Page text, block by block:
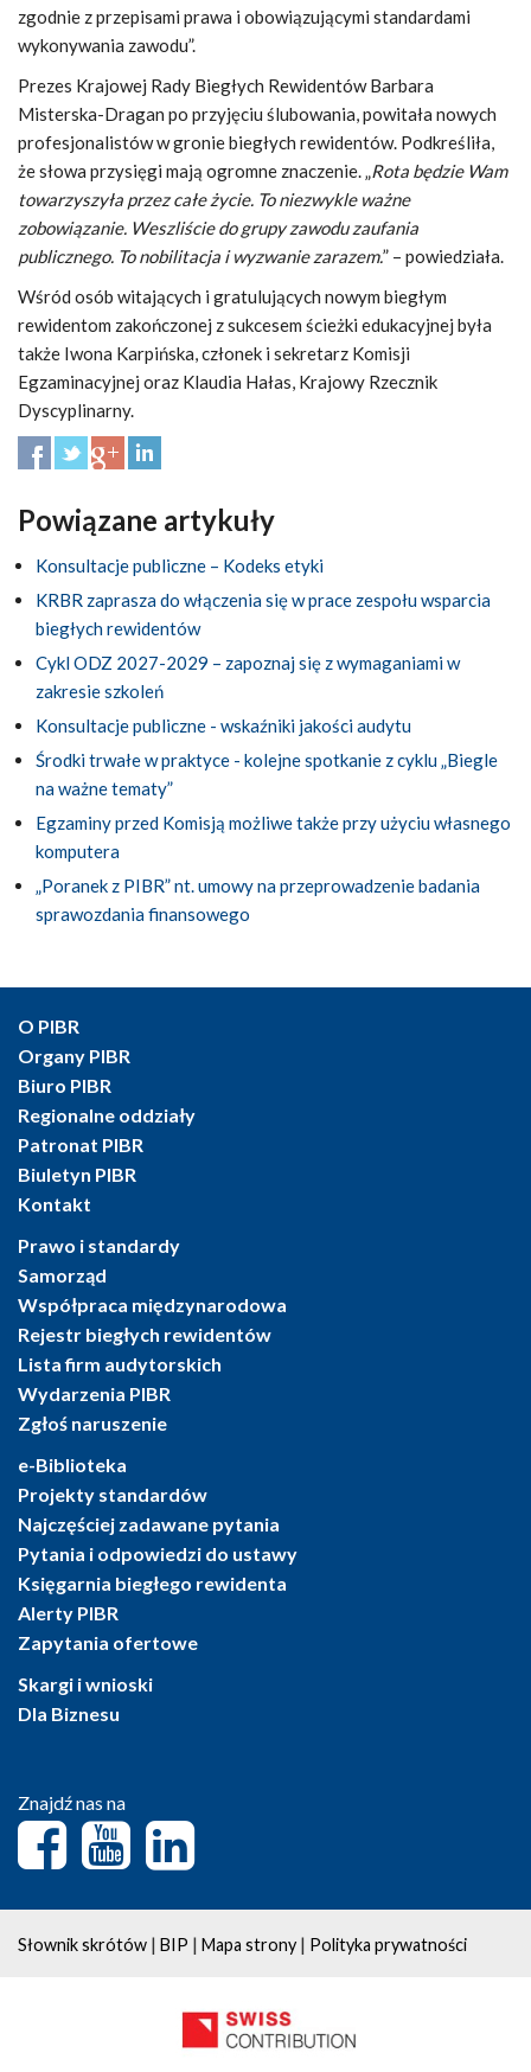
zgodnie z przepisami prawa i obowiązującymi standardami
wykonywania zawodu”.
Prezes Krajowej Rady Biegłych Rewidentów Barbara
Misterska-Dragan po przyjęciu ślubowania, powitała nowych
profesjonalistów w gronie biegłych rewidentów. Podkreśliła,
że słowa przysięgi mają ogromne znaczenie. „Rota będzie Wam
towarzyszyła przez całe życie. To niezwykle ważne
zobowiązanie. Weszliście do grupy zawodu zaufania
publicznego. To nobilitacja i wyzwanie zarazem.” – powiedziała.
Wśród osób witających i gratulujących nowym biegłym
rewidentom zakończonej z sukcesem ścieżki edukacyjnej była
także Iwona Karpińska, członek i sekretarz Komisji
Egzaminacyjnej oraz Klaudia Hałas, Krajowy Rzecznik
Dyscyplinarny.
Powiązane artykuły
Konsultacje publiczne – Kodeks etyki
KRBR zaprasza do włączenia się w prace zespołu wsparcia
biegłych rewidentów
Cykl ODZ 2027-2029 – zapoznaj się z wymaganiami w
zakresie szkoleń
Konsultacje publiczne - wskaźniki jakości audytu
Środki trwałe w praktyce - kolejne spotkanie z cyklu „Biegle
na ważne tematy”
Egzaminy przed Komisją możliwe także przy użyciu własnego
komputera
„Poranek z PIBR” nt. umowy na przeprowadzenie badania
sprawozdania finansowego
O PIBR
Organy PIBR
Biuro PIBR
Regionalne oddziały
Patronat PIBR
Biuletyn PIBR
Kontakt
Prawo i standardy
Samorząd
Współpraca międzynarodowa
Rejestr biegłych rewidentów
Lista firm audytorskich
Wydarzenia PIBR
Zgłoś naruszenie
e-Biblioteka
Projekty standardów
Najczęściej zadawane pytania
Pytania i odpowiedzi do ustawy
Księgarnia biegłego rewidenta
Alerty PIBR
Zapytania ofertowe
Skargi i wnioski
Dla Biznesu
Znajdź nas na
Słownik skrótów | BIP | Mapa strony | Polityka prywatności